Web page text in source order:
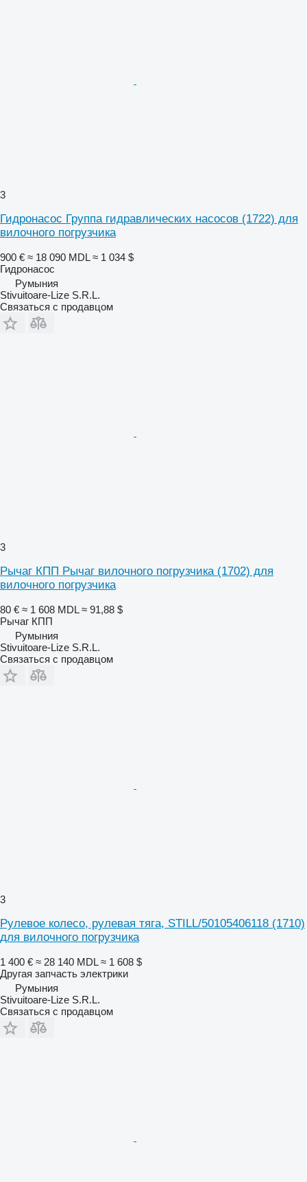
3
Гидронасос Группа гидравлических насосов (1722) для
вилочного погрузчика
900 € ≈ 18 090 MDL ≈ 1 034 $
Гидронасос
Румыния
Stivuitoare-Lize S.R.L.
Связаться с продавцом
3
Рычаг КПП Рычаг вилочного погрузчика (1702) для
вилочного погрузчика
80 € ≈ 1 608 MDL ≈ 91,88 $
Рычаг КПП
Румыния
Stivuitoare-Lize S.R.L.
Связаться с продавцом
3
Рулевое колесо, рулевая тяга, STILL/50105406118 (1710)
для вилочного погрузчика
1 400 € ≈ 28 140 MDL ≈ 1 608 $
Другая запчасть электрики
Румыния
Stivuitoare-Lize S.R.L.
Связаться с продавцом